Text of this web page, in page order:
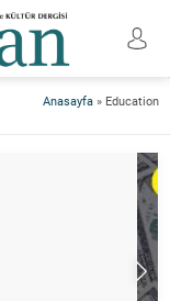
Anasayfa » Education